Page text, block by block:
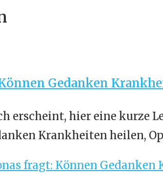
Gedanken
erscheint, hier eine kurze
Krankheiten heilen,
fragt: Können Gedanken